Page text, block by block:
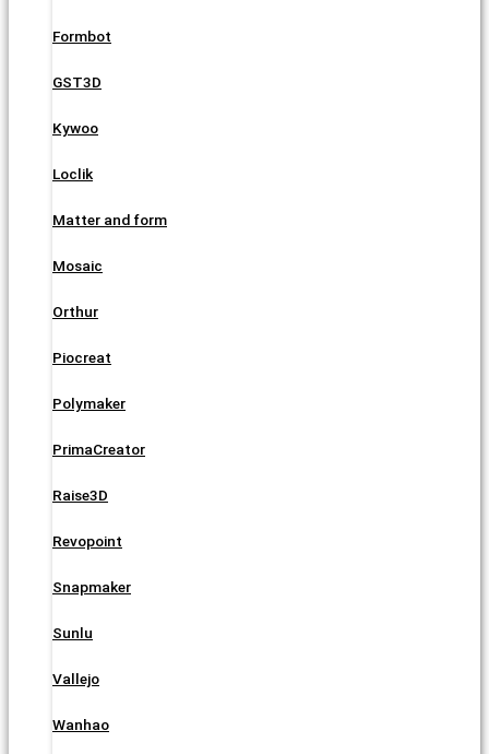
Formbot
GST3D
Kywoo
Loclik
Matter and form
Mosaic
Orthur
Piocreat
Polymaker
PrimaCreator
Raise3D
Revopoint
Snapmaker
Sunlu
Vallejo
Wanhao